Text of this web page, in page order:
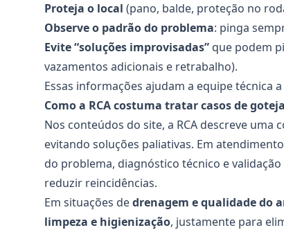
Proteja o local (pano, balde, proteção no
Observe o padrão do problema: pinga
Evite “soluções improvisadas” que podem
vazamentos adicionais e retrabalho).
Essas informações ajudam a equipe técnica
Como a RCA costuma tratar casos de
Nos conteúdos do site, a RCA descreve uma
evitando soluções paliativas. Em
do problema, diagnóstico técnico e
reduzir reincidências.
Em situações dedrenagem e qualidade do
limpeza e higienização, justamente para